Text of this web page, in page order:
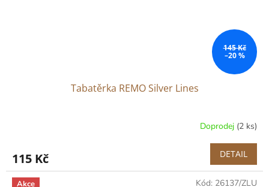
145 Kč
–20 %
Tabatěrka REMO Silver Lines
Doprodej (2 ks)
115 Kč DETAIL
Akce
Kód: 26137/ZLU